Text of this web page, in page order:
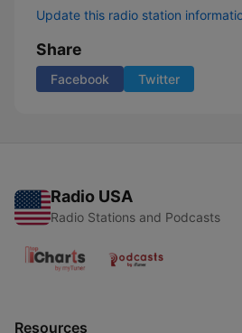
Update this radio station
Share
Facebook Twitter
Radio USA
Radio Stations and Podcasts
Resources